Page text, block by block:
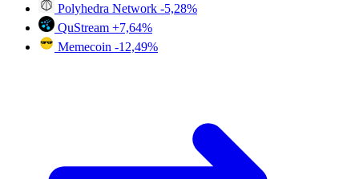
Polyhedra Network -5,28%
QuStream +7,64%
Memecoin -12,49%